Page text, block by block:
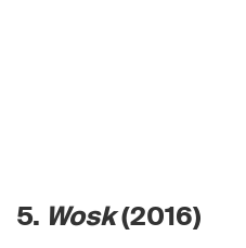
5. Wosk(2016)